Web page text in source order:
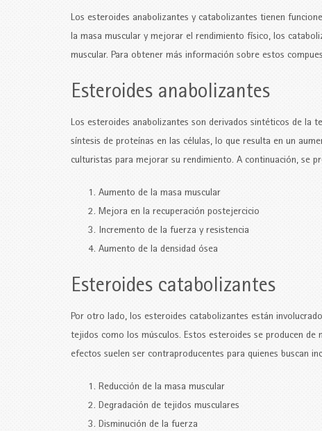
Los esteroides anabolizantes y catabolizantes tienen
la masa muscular y mejorar el rendimiento físico, los
muscular. Para obtener más información sobre estos
Esteroides anabolizantes
Los esteroides anabolizantes son derivados sintéticos de la
síntesis de proteínas en las células, lo que resulta en un
culturistas para mejorar su rendimiento. A continuación, se
Aumento de la masa muscular
Mejora en la recuperación postejercicio
Incremento de la fuerza y resistencia
Aumento de la densidad ósea
Esteroides catabolizantes
Por otro lado, los esteroides catabolizantes están
tejidos como los músculos. Estos esteroides se producen
efectos suelen ser contraproducentes para quienes buscan
Reducción de la masa muscular
Degradación de tejidos musculares
Disminución de la fuerza